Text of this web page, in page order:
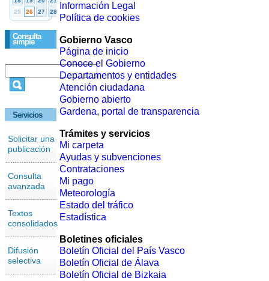
Consulta
simple
Servicios
Solicitar una
publicación
Consulta
avanzada
Textos
consolidados
Difusión
selectiva
Información Legal
Política de cookies
Gobierno Vasco
Página de inicio
Conoce el Gobierno
Departamentos y entidades
Atención ciudadana
Gobierno abierto
Gardena, portal de transparencia
Trámites y servicios
Mi carpeta
Ayudas y subvenciones
Contrataciones
Mi pago
Meteorología
Estado del tráfico
Estadística
Boletines oficiales
Boletín Oficial del País Vasco
Boletín Oficial de Álava
Boletín Oficial de Bizkaia